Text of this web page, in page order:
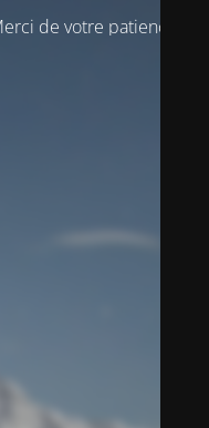
de votre patience!